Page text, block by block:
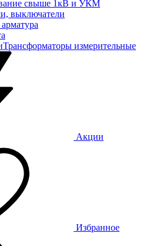
свыше 1кВ и УКМ
выключатели
Трансформаторы измерительные
Акции
Избранное